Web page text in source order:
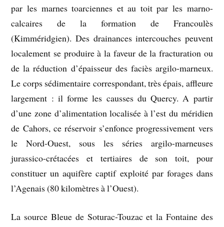
par les marnes toarciennes et au toit par les marno-
calcaires de la formation de Francoulès
(Kimméridgien). Des drainances intercouches peuvent
localement se produire à la faveur de la fracturation ou
de la réduction d’épaisseur des faciès argilo-marneux.
Le corps sédimentaire correspondant, très épais, affleure
largement : il forme les causses du Quercy. A partir
d’une zone d’alimentation localisée à l’est du méridien
de Cahors, ce réservoir s’enfonce progressivement vers
le Nord-Ouest, sous les séries argilo-marneuses
jurassico-crétacées et tertiaires de son toit, pour
constituer un aquifère captif exploité par forages dans
l’Agenais (80 kilomètres à l’Ouest).
La source Bleue de Soturac-Touzac et la Fontaine des